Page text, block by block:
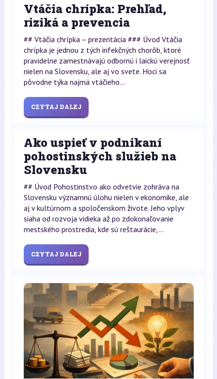
Vtáčia chrípka: Prehľad,
riziká a prevencia
## Vtáčia chrípka – prezentácia ### Úvod Vtáčia
chrípka je jednou z tých infekčných chorôb, ktoré
pravidelne zamestnávajú odbornú i laickú verejnosť
nielen na Slovensku, ale aj vo svete. Hoci sa
pôvodne týka najmä vtáčieho...
CZYTAJ DALEJ
Ako uspieť v podnikaní
pohostinských služieb na
Slovensku
## Úvod Pohostinstvo ako odvetvie zohráva na
Slovensku významnú úlohu nielen v ekonomike, ale
aj v kultúrnom a spoločenskom živote. Jeho vplyv
siaha od rozvoja vidieka až po zdokonaľovanie
mestského prostredia, kde sú reštaurácie,...
CZYTAJ DALEJ